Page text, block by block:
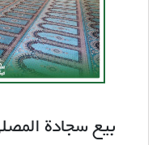
بیع سجادة